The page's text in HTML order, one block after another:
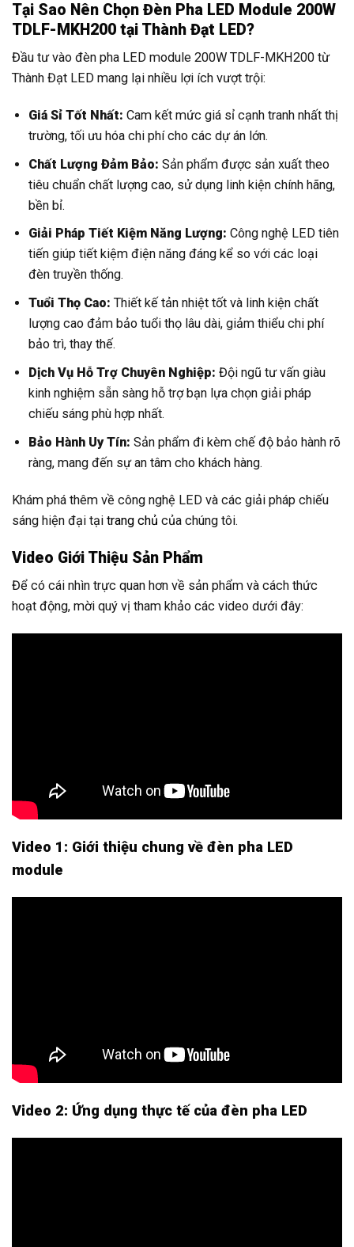
Tại Sao Nên Chọn Đèn Pha LED Module 200W
TDLF-MKH200 tại Thành Đạt LED?
Đầu tư vào đèn pha LED module 200W TDLF-MKH200 từ
Thành Đạt LED mang lại nhiều lợi ích vượt trội:
Giá Sỉ Tốt Nhất: Cam kết mức giá sỉ cạnh tranh nhất thị
trường, tối ưu hóa chi phí cho các dự án lớn.
Chất Lượng Đảm Bảo: Sản phẩm được sản xuất theo
tiêu chuẩn chất lượng cao, sử dụng linh kiện chính hãng,
bền bỉ.
Giải Pháp Tiết Kiệm Năng Lượng: Công nghệ LED tiên
tiến giúp tiết kiệm điện năng đáng kể so với các loại
đèn truyền thống.
Tuổi Thọ Cao: Thiết kế tản nhiệt tốt và linh kiện chất
lượng cao đảm bảo tuổi thọ lâu dài, giảm thiểu chi phí
bảo trì, thay thế.
Dịch Vụ Hỗ Trợ Chuyên Nghiệp: Đội ngũ tư vấn giàu
kinh nghiệm sẵn sàng hỗ trợ bạn lựa chọn giải pháp
chiếu sáng phù hợp nhất.
Bảo Hành Uy Tín: Sản phẩm đi kèm chế độ bảo hành rõ
ràng, mang đến sự an tâm cho khách hàng.
Khám phá thêm về công nghệ LED và các giải pháp chiếu
sáng hiện đại tại trang chủ của chúng tôi.
Video Giới Thiệu Sản Phẩm
Để có cái nhìn trực quan hơn về sản phẩm và cách thức
hoạt động, mời quý vị tham khảo các video dưới đây:
Video 1: Giới thiệu chung về đèn pha LED
module
Video 2: Ứng dụng thực tế của đèn pha LED